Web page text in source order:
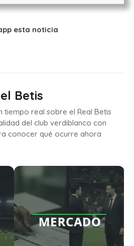
esta noticia
Betis
tiempo real sobre el Real Betis
del club verdiblanco con
conocer qué ocurre ahora